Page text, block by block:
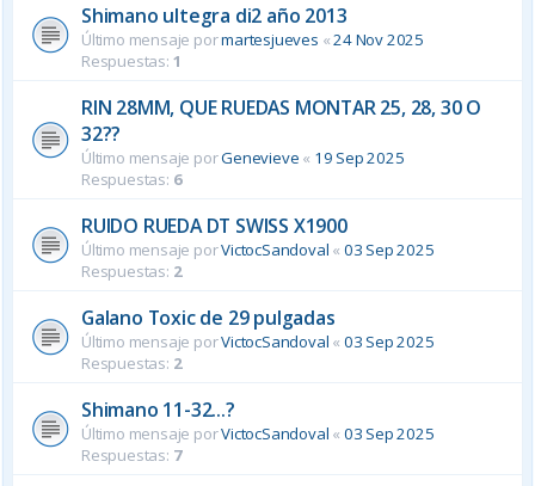
Shimano ultegra di2 año 2013
Último mensaje pormartesjueves «24 Nov 2025
Respuestas: 1
RIN 28MM, QUE RUEDAS MONTAR 25, 28, 30 O
32??
Último mensaje porGenevieve « 19 Sep 2025
Respuestas: 6
RUIDO RUEDA DT SWISS X1900
Último mensaje porVictocSandoval « 03 Sep 2025
Respuestas: 2
Galano Toxic de 29 pulgadas
Último mensaje porVictocSandoval « 03 Sep 2025
Respuestas: 2
Shimano 11-32...?
Último mensaje porVictocSandoval « 03 Sep 2025
Respuestas: 7